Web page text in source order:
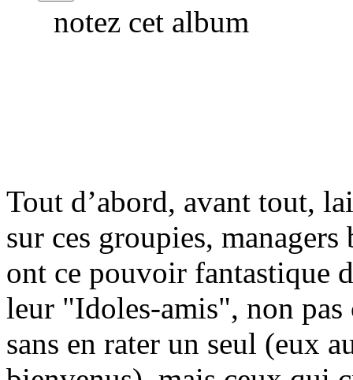
notez cet album
Tout d’abord, avant tout,
sur ces groupies,
ont ce pouvoir fantastique
leur "Idoles-amis", non
sans en rater un seul (eux